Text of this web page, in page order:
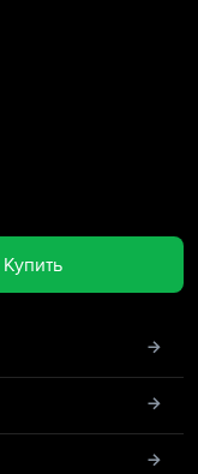
Купить